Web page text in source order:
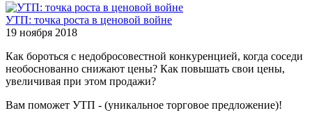
УТП: точка роста в ценовой войне
19 ноября 2018
Как бороться с недобросовестной конкуренцией, когда соседи
необоснованно снижают цены? Как повышать свои цены,
увеличивая при этом продажи?
Вам поможет УТП - (уникальное торговое предложение)!